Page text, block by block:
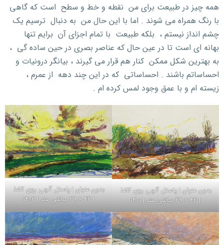
همه چیز در طبیعت برای من نقطه و خط و سطح است که گاهی
با رنگ همراه می شوند . اما با این حال من به دنبال ترسیم یک
چشم انداز نیستم ، بلکه طبیعت با تمام اجزای آن برایم تنها
بهانه ای است تا در عین حال که عناصر بصری در حین ساده گی ،
به بهترین شکل ممکن کنار هم قرار می گیرند ، بیانگر درونیات و
احساساتم باشند . احساساتی که در این چند دهه از عمرم ،
زیسته ام و با عمق وجود لمس کرده ام .
بدون عنوان | پاستل گچی روی کاغذ
| 42 × 29 سانتی متر | 1401
بدون عنوان | پاستل گچی روی کاغذ
| 42 × 29 سانتی متر | 1402